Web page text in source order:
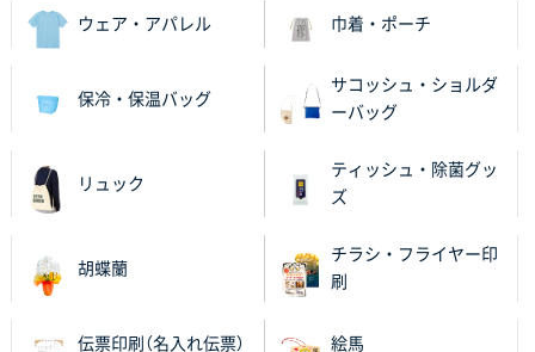
埼玉県G社様
兵庫県のお客様
100枚
ロゴが入れられること
ECOワンポイントポリ袋 A4サイズ（白）
ウェア・アパレル 巾着・ポーチ
保冷・保温バッグ
サコッシュ・ショルダ
ーバッグ
リュック
ティッシュ・除菌グッ
ズ
胡蝶蘭
チラシ・フライヤー印
刷
伝票印刷（名入れ伝票） 絵馬